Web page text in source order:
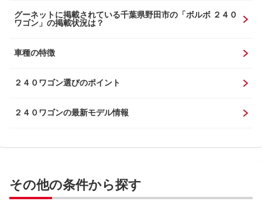
グーネットに掲載されている千葉県野田市の「ボルボ ２４０
ワゴン」の掲載状況は？
車種の特徴
２４０ワゴン選びのポイント
２４０ワゴンの最新モデル情報
その他の条件から探す